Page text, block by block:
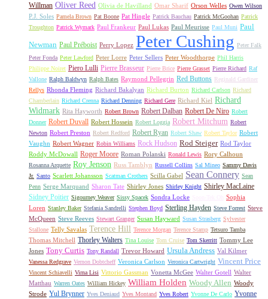
Willman Oliver Reed Olivia de Havilland Omar Sharif Orson Welles Owen Wilson
P.J. Soles Pamela Brown Pat Boone Pat Hingle Patrick Bauchau Patrick McGoohan Patrick
Troughton Patrick Wymark Paul Frankeur Paul Lukas Paul Meurisse Paul Muni Paul
Newman Paul Préboist Perry Lopez Peter Cushing Peter Falk
Peter Fonda Peter Lawford Peter Lorre Peter Sellers Peter Woodthorpe Phil Harris
Philippe Noiret Piero Lulli Pierre Brasseur Pierre Brice Pierre Grasset Pierre Richard Raf
Vallone Ralph Baldwyn Ralph Bates Raymond Pellegrin Red Buttons Reginald Gardiner
Rellys Rhonda Fleming Richard Bakalyan Richard Burton Richard Carlson Richard
Chamberlain Richard Crenna Richard Denning Richard Gere Richard Kiel Richard
Widmark Rita Hayworth Robert Brown Robert Dalban Robert De Niro Robert
Donner Robert Duvall Robert Hossein Robert Loggia Robert Mitchum Robert
Newton Robert Preston Robert Redford Robert Ryan Robert Shaw Robert Taylor Robert
Vaughn Robert Wagner Robin Williams Rock Hudson Rod Steiger Rod Taylor
Roddy McDowall Roger Moore Roman Polanski Ronald Lewis Rory Calhoun
Rosanna Arquette Roy Jenson Russ Tamblyn Russell Collins Sal Mineo Sammy Davis
Jr. Santo Scarlett Johansson Scatman Crothers Scilla Gabel Sean Connery Sean
Penn Serge Marquand Sharon Tate Shirley Jones Shirley Knight Shirley MacLaine
Sidney Poitier Sigourney Weaver Sissy Spacek Sondra Locke
Sophia
Loren Stanley Baker Stefania Sandrelli Stephen Boyd Sterling Hayden Steve Forrest Steve
McQueen Steve Reeves Stewart Granger Susan Hayward Susan Strasberg Sylvester
Stallone Telly Savalas Terence Hill Terence Morgan Terence Stamp Tetsuro Tamba
Thomas Mitchell Thorley Walters Tina Louise Tom Cruise Tom Skerritt Tommy Lee
Jones Tony Curtis Tony Randall Trevor Howard Ursula Andress Val Kilmer
Vanessa Redgrave Vernon Dobtcheff Veronica Carlson Veronica Cartwright Vincent Price
Vincent Schiavelli Virna Lisi Vittorio Gassman Vonetta McGee Walter Gotell Walter
Matthau Warren Oates William Hickey William Holden Woody Allen Woody
Strode Yul Brynner Yves Deniaud Yves Montand Yves Robert Yvonne De Carlo Yvonne